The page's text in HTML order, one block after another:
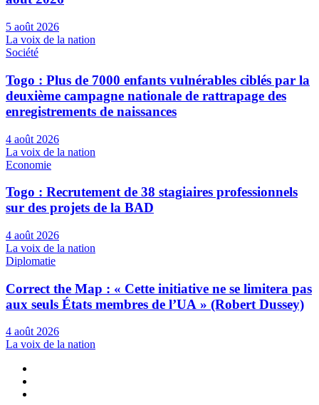
5 août 2026
La voix de la nation
Société
Togo : Plus de 7000 enfants vulnérables ciblés par la
deuxième campagne nationale de rattrapage des
enregistrements de naissances
4 août 2026
La voix de la nation
Economie
Togo : Recrutement de 38 stagiaires professionnels
sur des projets de la BAD
4 août 2026
La voix de la nation
Diplomatie
Correct the Map : « Cette initiative ne se limitera pas
aux seuls États membres de l’UA » (Robert Dussey)
4 août 2026
La voix de la nation